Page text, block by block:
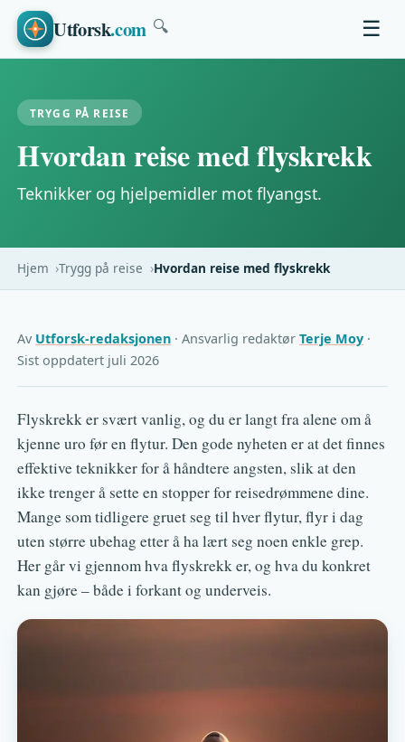
Utforsk.com 🔍 ☰
TRYGG PÅ REISE
Hvordan reise med flyskrekk
Teknikker og hjelpemidler mot flyangst.
Hjem Trygg på reise Hvordan reise med flyskrekk
Av Utforsk-redaksjonen · Ansvarlig redaktørTerje Moy ·
Sist oppdatert juli 2026
Flyskrekk er svært vanlig, og du er langt fra alene om å
kjenne uro før en flytur. Den gode nyheten er at det finnes
effektive teknikker for å håndtere angsten, slik at den
ikke trenger å sette en stopper for reisedrømmene dine.
Mange som tidligere gruet seg til hver flytur, flyr i dag
uten større ubehag etter å ha lært seg noen enkle grep.
Her går vi gjennom hva flyskrekk er, og hva du konkret
kan gjøre – både i forkant og underveis.